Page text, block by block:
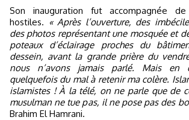
Son inauguration fut accompagnée
hostiles. « Après l’ouverture, des
des photos représentant une mosquée et
poteaux d’éclairage proches du
dessein, avant la grande prière du
nous n’avons jamais parlé. Mais en
quelquefois du mal à retenir ma colère.
islamistes ! À la télé, on ne parle que de
musulman ne tue pas, il ne pose pas des
Brahim El Hamrani.